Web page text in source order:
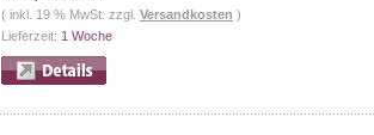
( inkl. 19 % MwSt. zzgl. Versandkosten )
Lieferzeit: 1 Woche